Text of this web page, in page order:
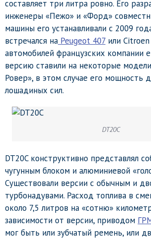
составляет три литра ровно. Его
инженеры «Пежо» и «Форд»
машины его устанавливали с 2009
встречался на Peugeot 407 или
автомобилей французских компании
версию ставили на некоторые
Ровер», в этом случае его мощность
лошадиных сил.
DT20C
DT20C конструктивно представлял
чугунным блоком и алюминиевой
Существовали версии с обычным и
турбонадувами. Расход топлива в
около 7,5 литров на «сотню»
зависимости от версии, приводом
мог быть или зубчатый ремень, или